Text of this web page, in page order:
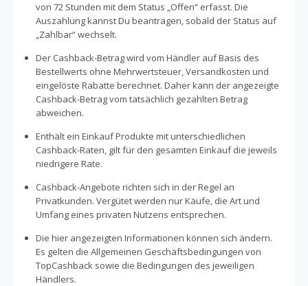
von 72 Stunden mit dem Status „Offen“ erfasst. Die
Auszahlung kannst Du beantragen, sobald der Status auf
„Zahlbar“ wechselt.
Der Cashback-Betrag wird vom Händler auf Basis des
Bestellwerts ohne Mehrwertsteuer, Versandkosten und
eingelöste Rabatte berechnet. Daher kann der angezeigte
Cashback-Betrag vom tatsächlich gezahlten Betrag
abweichen.
Enthält ein Einkauf Produkte mit unterschiedlichen
Cashback-Raten, gilt für den gesamten Einkauf die jeweils
niedrigere Rate.
Cashback-Angebote richten sich in der Regel an
Privatkunden. Vergütet werden nur Käufe, die Art und
Umfang eines privaten Nutzens entsprechen.
Die hier angezeigten Informationen können sich ändern.
Es gelten die Allgemeinen Geschäftsbedingungen von
TopCashback sowie die Bedingungen des jeweiligen
Händlers.